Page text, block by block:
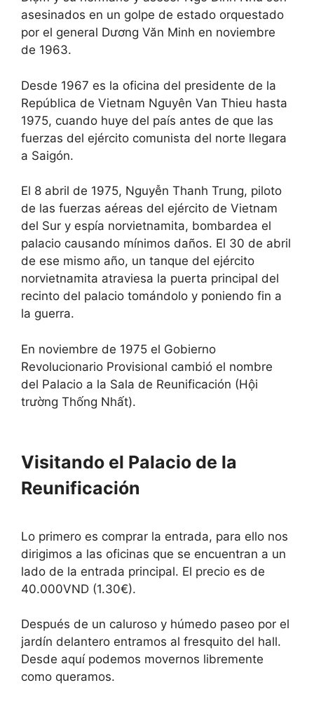
asesinados en un golpe de estado orquestado
por el general Dương Văn Minh en noviembre
de 1963.
Desde 1967 es la oficina del presidente de la
República de Vietnam Nguyên Van Thieu hasta
1975, cuando huye del país antes de que las
fuerzas del ejército comunista del norte llegara
a Saigón.
El 8 abril de 1975, Nguyễn Thanh Trung, piloto
de las fuerzas aéreas del ejército de Vietnam
del Sur y espía norvietnamita, bombardea el
palacio causando mínimos daños. El 30 de abril
de ese mismo año, un tanque del ejército
norvietnamita atraviesa la puerta principal del
recinto del palacio tomándolo y poniendo fin a
la guerra.
En noviembre de 1975 el Gobierno
Revolucionario Provisional cambió el nombre
del Palacio a la Sala de Reunificación (Hội
trường Thống Nhất).
Visitando el Palacio de la
Reunificación
Lo primero es comprar la entrada, para ello nos
dirigimos a las oficinas que se encuentran a un
lado de la entrada principal. El precio es de
40.000VND (1.30€).
Después de un caluroso y húmedo paseo por el
jardín delantero entramos al fresquito del hall.
Desde aquí podemos movernos libremente
como queramos.